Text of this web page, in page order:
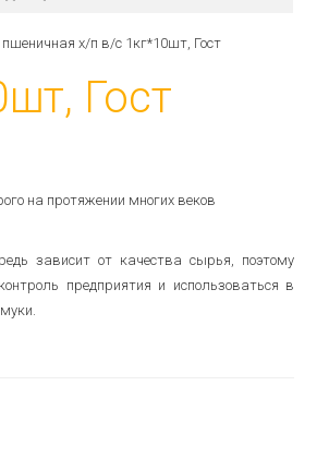
х/п в/с 1кг*10шт, Гост
Гост
на протяжении многих веков
зависит от качества сырья, поэтому
предприятия и использоваться в